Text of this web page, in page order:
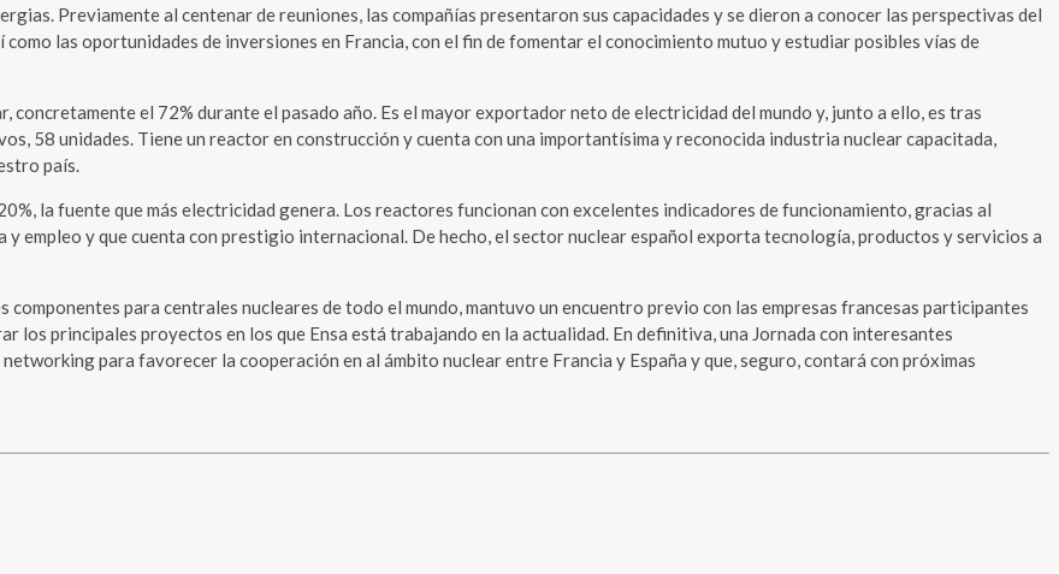
Previamente al centenar de reuniones, las compañías presentaron sus capacidades y se dieron a conocer las perspectivas del
las oportunidades de inversiones en Francia, con el fin de fomentar el conocimiento mutuo y estudiar posibles vías de
concretamente el 72% durante el pasado año. Es el mayor exportador neto de electricidad del mundo y, junto a ello, es tras
58 unidades. Tiene un reactor en construcción y cuenta con una importantísima y reconocida industria nuclear capacitada,
país.
la fuente que más electricidad genera. Los reactores funcionan con excelentes indicadores de funcionamiento, gracias al
empleo y que cuenta con prestigio internacional. De hecho, el sector nuclear español exporta tecnología, productos y servicios a
para centrales nucleares de todo el mundo, mantuvo un encuentro previo con las empresas francesas participantes
los principales proyectos en los que Ensa está trabajando en la actualidad. En definitiva, una Jornada con interesantes
para favorecer la cooperación en al ámbito nuclear entre Francia y España y que, seguro, contará con próximas